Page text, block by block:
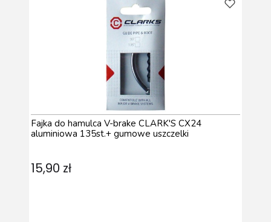
Fajka do hamulca V-brake CLARK'S CX24
aluminiowa 135st.+ gumowe uszczelki
15,90 zł